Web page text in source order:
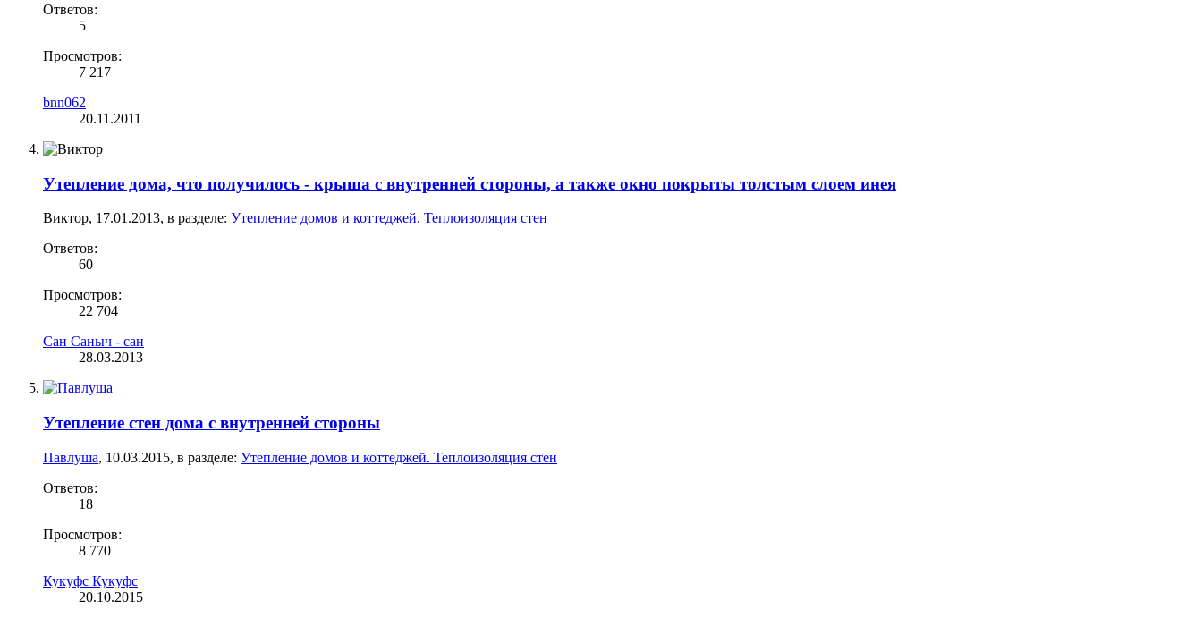
Ответов:
5
Просмотров:
7 217
bnn062
20.11.2011
Утепление дома, что получилось - крыша с внутренней стороны, а также окно покрыты толстым слоем инея
Виктор, 17.01.2013, в разделе: Утепление домов и коттеджей. Теплоизоляция стен
Ответов:
60
Просмотров:
22 704
Сан Саныч - сан
28.03.2013
Утепление стен дома с внутренней стороны
Павлуша, 10.03.2015, в разделе: Утепление домов и коттеджей. Теплоизоляция стен
Ответов:
18
Просмотров:
8 770
Кукуфс Кукуфс
20.10.2015